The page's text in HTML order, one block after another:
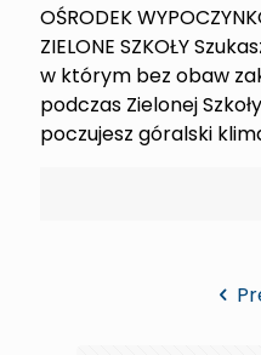
OŚRODEK
ZIELONE SZKOŁY
w którym bez obaw
podczas Zielonej
poczujesz góralski